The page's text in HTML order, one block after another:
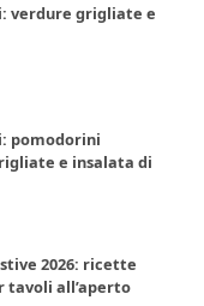
verdure grigliate e
pomodorini
e insalata di
2026: ricette
tavoli all’aperto